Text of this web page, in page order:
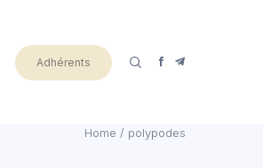
Adhérents
Home / polypodes